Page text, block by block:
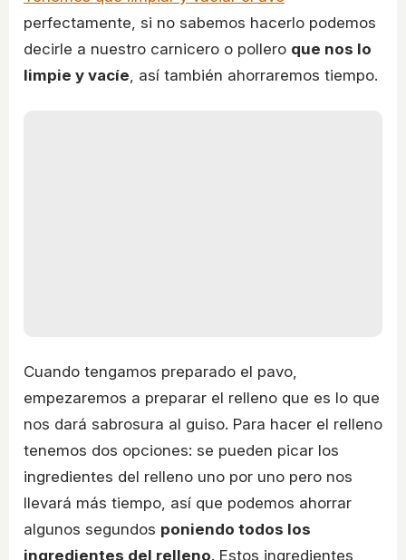
perfectamente, si no sabemos hacerlo podemos
decirle a nuestro carnicero o pollero que nos lo
limpie y vacíe, así también ahorraremos tiempo.
Cuando tengamos preparado el pavo,
empezaremos a preparar el relleno que es lo que
nos dará sabrosura al guiso. Para hacer el relleno
tenemos dos opciones: se pueden picar los
ingredientes del relleno uno por uno pero nos
llevará más tiempo, así que podemos ahorrar
algunos segundos poniendo todos los
ingredientes del relleno. Estos ingredientes